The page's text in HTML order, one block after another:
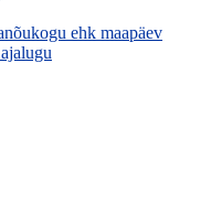
ehk maapäev